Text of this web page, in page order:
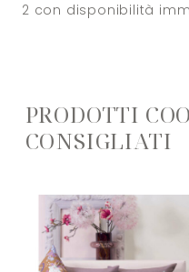
2 con disponibilità
PRODOTTI
CONSIGLIATI